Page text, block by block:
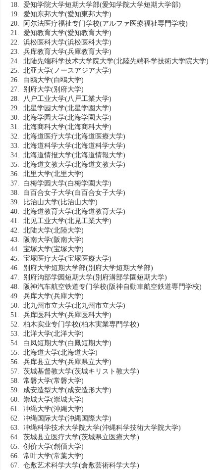
18. 爱知学院大学短期大学部(愛知学院大学短期大学部)
19. 爱知东邦大学(愛知東邦大学)
20. 阿尔法医疗福祉专门学校(アルファ医療福祉専門学校)
21. 爱知教育大学(愛知教育大学)
22. 浜松医科大学(浜松医科大学)
23. 兵库教育大学(兵庫教育大学)
24. 北陆先端科学技术大学院大学(北陸先端科学技術大学院大学)
25. 北亚大学(ノースアジア大学)
26. 白鸥大学(白鴎大学)
27. 别府大学(別府大学)
28. 八户工业大学(八戸工業大学)
29. 北星学园大学(北星学園大学)
30. 北海学园大学(北海学園大学)
31. 北海商科大学(北海商科大学)
32. 北海道医疗大学(北海道医療大学)
33. 北海道科学大学(北海道科学大学)
34. 北海道情报大学(北海道情報大学)
35. 北海道文教大学(北海道文教大学)
36. 北里大学(北里大学)
37. 白梅学园大学(白梅学園大学)
38. 白百合女子大学(白百合女子大学)
39. 比治山大学(比治山大学)
40. 北海道教育大学(北海道教育大学)
41. 北见工业大学(北見工業大学)
42. 北陆大学(北陸大学)
43. 阪南大学(阪南大学)
44. 宝塚大学(宝塚大学)
45. 宝塚医疗大学(宝塚医療大学)
46. 别府大学短期大学部(別府大学短期大学部)
47. 别府沟部学园短期大学(別府溝部学園短期大学)
48. 阪神汽车航空铁道专门学校(阪神自動車航空鉄道専門学校)
49. 兵库大学(兵庫大学)
50. 北九州市立大学(北九州市立大学)
51. 兵库医科大学(兵庫医科大学)
52. 柏木实业专门学校(柏木実業専門学校)
53. 北洋大学(北洋大学)
54. 白凤短期大学(白鳳短期大学)
55. 北海道大学(北海道大学)
56. 兵库县立大学(兵庫県立大学)
57. 茨城基督教大学(茨城キリスト教大学)
58. 常磐大学(常磐大学)
59. 成安造型大学(成安造形大学)
60. 崇城大学(崇城大学)
61. 冲绳大学(沖縄大学)
62. 冲绳国际大学(沖縄国際大学)
63. 冲绳科学技术大学院大学(沖縄科学技術大学院大学)
64. 茨城县立医疗大学(茨城県立医療大学)
65. 创价大学(創価大学)
66. 常叶大学(常葉大学)
67. 仓敷艺术科学大学(倉敷芸術科学大学)